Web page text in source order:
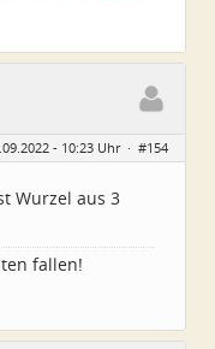
- 10:23 Uhr · #154
Wurzel aus 3
fallen!